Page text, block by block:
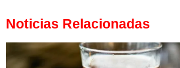
Noticias Relacionadas